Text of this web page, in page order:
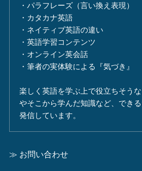
・パラフレーズ（言い換え表現）
・カタカナ英語
・ネイティブ英語の違い
・英語学習コンテンツ
・オンライン英会話
・筆者の実体験による『気づき』
楽しく英語を学ぶ上で役立ちそう
やそこから学んだ知識など、でき
発信しています。
≫ お問い合わせ